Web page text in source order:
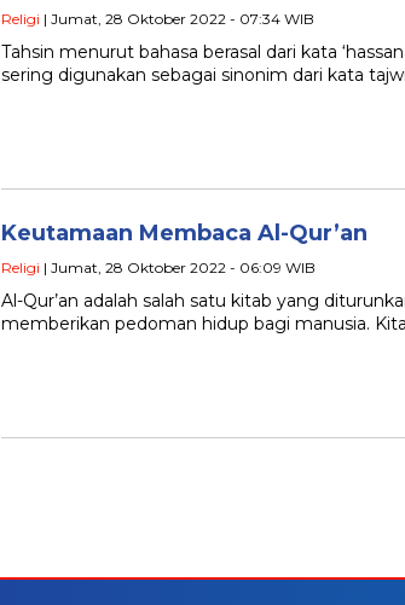
Religi | Jumat, 28 Oktober 2022 - 07:34 WIB
Tahsin menurut bahasa berasal dari kata
sering digunakan sebagai sinonim dari kata
Keutamaan Membaca Al-Qur’an
Religi | Jumat, 28 Oktober 2022 - 06:09 WIB
Al-Qur’an adalah salah satu kitab yang
memberikan pedoman hidup bagi manusia.